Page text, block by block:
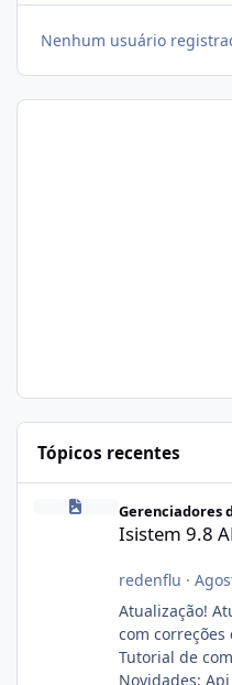
Nenhum usuário
Tópicos recentes
Isistem 9.8 API CentOS Web
Gerenciadores
Isistem 9.8
redenflu ·
Atualização! Atualização para a versão 9.8
com correções de bugs
Tutorial de
Novidades: Api do CWP7(CentOS Web Panel)